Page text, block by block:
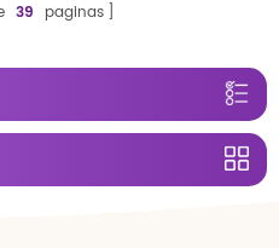
39 paginas